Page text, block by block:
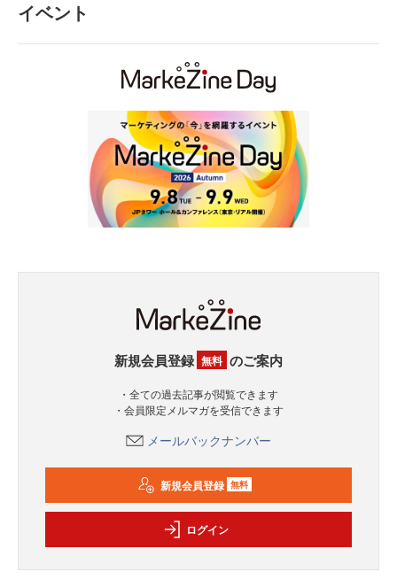
イベント
新規会員登録 無料 のご案内
・全ての過去記事が閲覧できます
・会員限定メルマガを受信できます
メールバックナンバー
新規会員登録 無料
ログイン